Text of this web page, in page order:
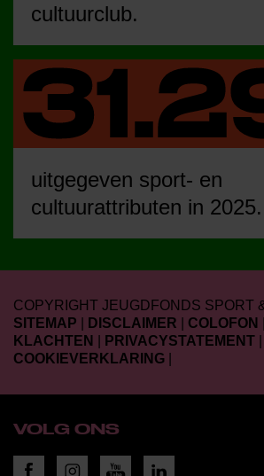
cultuurclub.
uitgegeven sport- en
cultuurattributen in 2025.
COPYRIGHT JEUGDFONDS SPORT
SITEMAP
DISCLAIMER COLOFON
KLACHTEN
PRIVACYSTATEMENT
COOKIEVERKLARING
VOLG ONS